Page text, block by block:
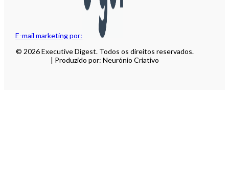
E-mail marketing por:
© 2026 Executive Digest. Todos os direitos reservados.
| Produzido por: Neurónio Criativo